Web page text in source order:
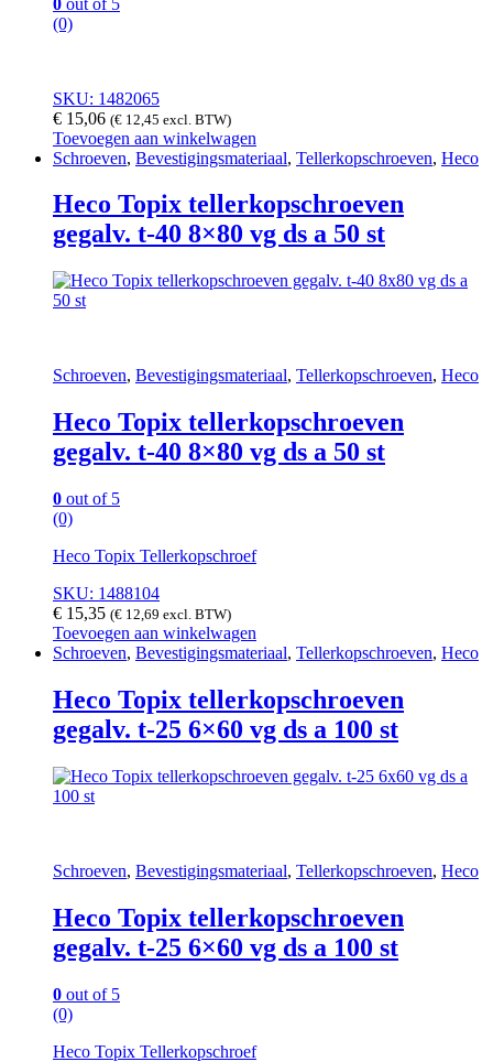
(0)
SKU: 1482065
€ 15,06 (€ 12,45 excl. BTW)
Toevoegen aan winkelwagen
Schroeven, Bevestigingsmateriaal, Tellerkopschroeven, Heco
Heco Topix tellerkopschroeven
gegalv. t-40 8×80 vg ds a 50 st
Schroeven, Bevestigingsmateriaal, Tellerkopschroeven, Heco
Heco Topix tellerkopschroeven
gegalv. t-40 8×80 vg ds a 50 st
0 out of 5
(0)
Heco Topix Tellerkopschroef
SKU: 1488104
€ 15,35 (€ 12,69 excl. BTW)
Toevoegen aan winkelwagen
Schroeven, Bevestigingsmateriaal, Tellerkopschroeven, Heco
Heco Topix tellerkopschroeven
gegalv. t-25 6×60 vg ds a 100 st
Schroeven, Bevestigingsmateriaal, Tellerkopschroeven, Heco
Heco Topix tellerkopschroeven
gegalv. t-25 6×60 vg ds a 100 st
0 out of 5
(0)
Heco Topix Tellerkopschroef